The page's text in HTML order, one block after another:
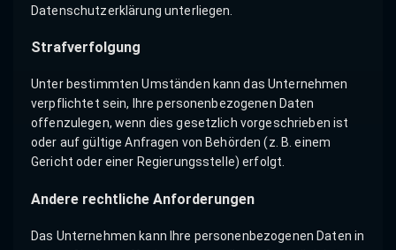
Datenschutzerklärung unterliegen.
Strafverfolgung
Unter bestimmten Umständen kann das Unternehmen
verpflichtet sein, Ihre personenbezogenen Daten
offenzulegen, wenn dies gesetzlich vorgeschrieben ist
oder auf gültige Anfragen von Behörden (z. B. einem
Gericht oder einer Regierungsstelle) erfolgt.
Andere rechtliche Anforderungen
Das Unternehmen kann Ihre personenbezogenen Daten in